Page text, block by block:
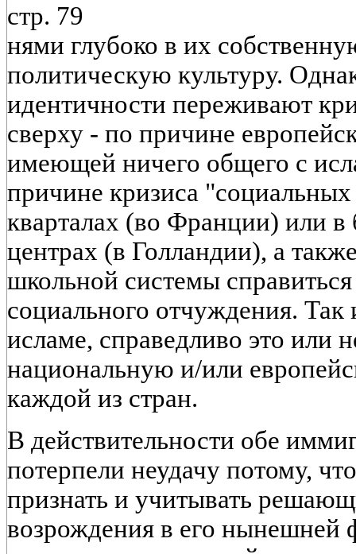
стр. 79
нями глубоко в их
политическую культуру.
идентичности переживают
сверху - по причине
имеющей ничего общего с
причине кризиса
кварталах (во Франции) или
центрах (в Голландии), а
школьной системы
социального отчуждения.
исламе, справедливо это или
национальную и/или
каждой из стран.
В действительности обе
потерпели неудачу потому,
признать и учитывать
возрождения в его нынешней